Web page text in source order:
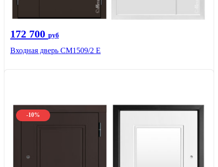
172 700 руб
Входная дверь CМ1509/2 Е
-10%